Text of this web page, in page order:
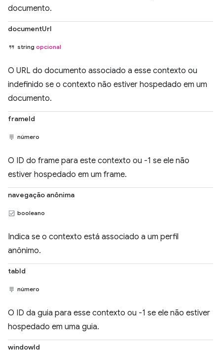
documento.
documentUrl
string opcional
O URL do documento associado a esse contexto ou
indefinido se o contexto não estiver hospedado em um
documento.
frameId
número
O ID do frame para este contexto ou -1 se ele não
estiver hospedado em um frame.
navegação anônima
booleano
Indica se o contexto está associado a um perfil
anônimo.
tabId
número
O ID da guia para esse contexto ou -1 se ele não estiver
hospedado em uma guia.
windowId